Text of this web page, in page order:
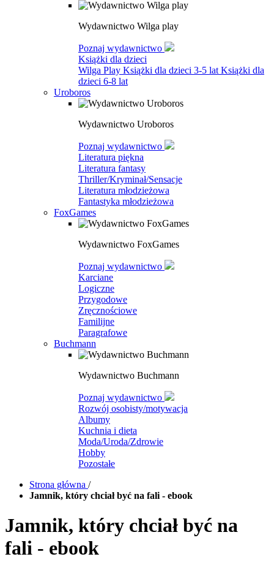
Wydawnictwo Wilga play
Poznaj wydawnictwo
Książki dla dzieci
Wilga Play Książki dla dzieci 3-5 lat Książki dla
dzieci 6-8 lat
Uroboros
Wydawnictwo Uroboros
Poznaj wydawnictwo
Literatura piękna
Literatura fantasy
Thriller/Kryminał/Sensacje
Literatura młodzieżowa
Fantastyka młodzieżowa
FoxGames
Wydawnictwo FoxGames
Poznaj wydawnictwo
Karciane
Logiczne
Przygodowe
Zręcznościowe
Familijne
Paragrafowe
Buchmann
Wydawnictwo Buchmann
Poznaj wydawnictwo
Rozwój osobisty/motywacja
Albumy
Kuchnia i dieta
Moda/Uroda/Zdrowie
Hobby
Pozostałe
Strona główna /
Jamnik, który chciał być na fali - ebook
Jamnik, który chciał być na
fali - ebook